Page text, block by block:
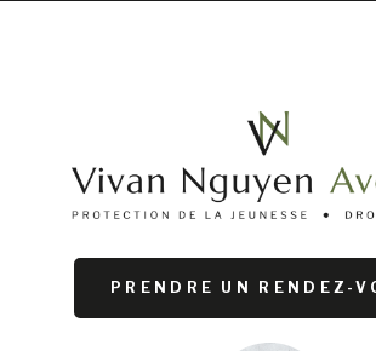
PRENDRE UN RENDEZ-